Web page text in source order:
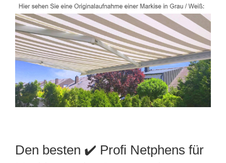
Den besten ✔️ Profi Netphens für